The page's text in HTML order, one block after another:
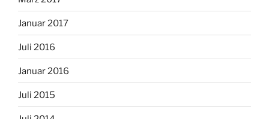
Januar 2017
Juli 2016
Januar 2016
Juli 2015